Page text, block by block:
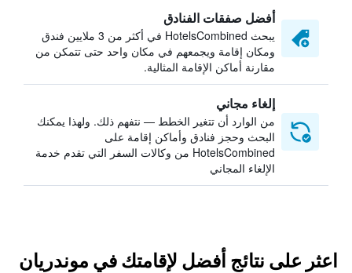
أفضل صفقات الفنادق
يبحث HotelsCombined في أكثر من 3 ملايين فندق
ومكان إقامة ويجمعهم في مكان واحد حتى تتمكن من
مقارنة أماكن الإقامة المثالية.
إلغاء مجاني
من الوارد أن تتغير الخطط — نتفهم ذلك. ولهذا يمكنك
البحث وحجز فنادق وأماكن إقامة على
HotelsCombined من وكالات السفر التي تقدم خدمة
الإلغاء المجاني
اعثر على نتائج أفضل لإقامتك في موندريان